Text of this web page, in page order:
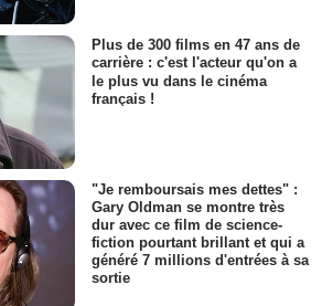
Plus de 300 films en 47 ans de
carrière : c'est l'acteur qu'on a
le plus vu dans le cinéma
français !
"Je remboursais mes dettes" :
Gary Oldman se montre très
dur avec ce film de science-
fiction pourtant brillant et qui a
généré 7 millions d'entrées à sa
sortie